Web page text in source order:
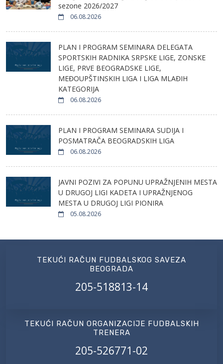
sezone 2026/2027
06.08.2026
PLAN I PROGRAM SEMINARA DELEGATA
SPORTSKIH RADNIKA SRPSKE LIGE, ZONSKE
LIGE, PRVE BEOGRADSKE LIGE,
MEĐOUPŠTINSKIH LIGA I LIGA MLAĐIH
KATEGORIJA
06.08.2026
PLAN I PROGRAM SEMINARA SUDIJA I
POSMATRAČA BEOGRADSKIH LIGA
06.08.2026
JAVNI POZIVI ZA POPUNU UPRAŽNJENIH MESTA
U DRUGOJ LIGI KADETA I UPRAŽNJENOG
MESTA U DRUGOJ LIGI PIONIRA
05.08.2026
TEKUĆI RAČUN FUDBALSKOG SAVEZA
BEOGRADA
205-518813-14
TEKUĆI RAČUN ORGANIZACIJE FUDBALSKIH
TRENERA
205-526771-02